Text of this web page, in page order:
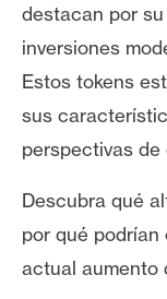
A
n
á
s
i
s
destacan por
inversiones
Estos tokens
sus
perspectivas de
Descubra qué
por qué podrían
actual aumento